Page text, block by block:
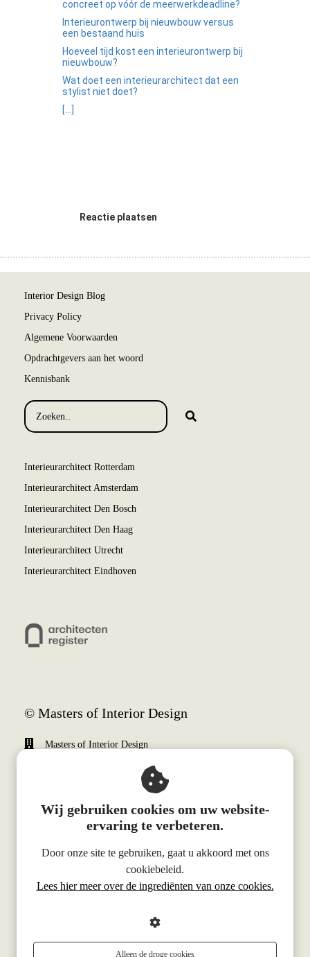
concreet op vóór de meerwerkdeadline?
Interieurontwerp bij nieuwbouw versus
een bestaand huis
Hoeveel tijd kost een interieurontwerp bij
nieuwbouw?
Wat doet een interieurarchitect dat een
stylist niet doet?
[...]
Reactie plaatsen
Interior Design Blog
Privacy Policy
Algemene Voorwaarden
Opdrachtgevers aan het woord
Kennisbank
Interieurarchitect Rotterdam
Interieurarchitect Amsterdam
Interieurarchitect Den Bosch
Interieurarchitect Den Haag
Interieurarchitect Utrecht
Interieurarchitect Eindhoven
© Masters of Interior Design
Masters of Interior Design
+31 (0)10 340 0510
KvK nummer: 70466998
BTW nummer: NL858329657B01
Wij gebruiken cookies om uw website-
ervaring te verbeteren.
Door onze site te gebruiken, gaat u akkoord met ons
cookiebeleid.
Lees hier meer over de ingrediënten van onze cookies.
Alleen de droge cookies